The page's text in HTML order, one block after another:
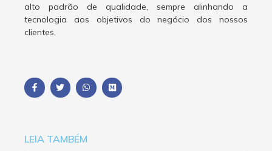
alto padrão de qualidade, sempre alinhando a
tecnologia aos objetivos do negócio dos nossos
clientes.
LEIA TAMBÉM